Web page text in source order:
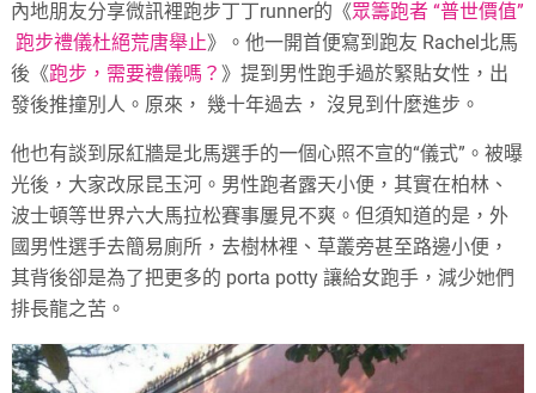
內地朋友分享微訊裡跑步丁丁runner的《眾籌跑者 “普世價值”
跑步禮儀杜絕荒唐舉止》。他一開首便寫到跑友 Rachel北馬
後《跑步，需要禮儀嗎？ 》提到男性跑手過於緊貼女性，出
發後推撞別人。原來， 幾十年過去， 沒見到什麼進步。
他也有談到尿紅牆是北馬選手的一個心照不宣的“儀式”。被曝
光後，大家改尿昆玉河。男性跑者露天小便，其實在柏林、
波士頓等世界六大馬拉松賽事屢見不爽。但須知道的是，外
國男性選手去簡易廁所，去樹林裡、草叢旁甚至路邊小便，
其背後卻是為了把更多的 porta potty 讓給女跑手，減少她們
排長龍之苦。